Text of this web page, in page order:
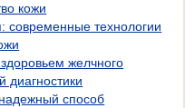
кожи
современные технологии
желчного
диагностики
способ